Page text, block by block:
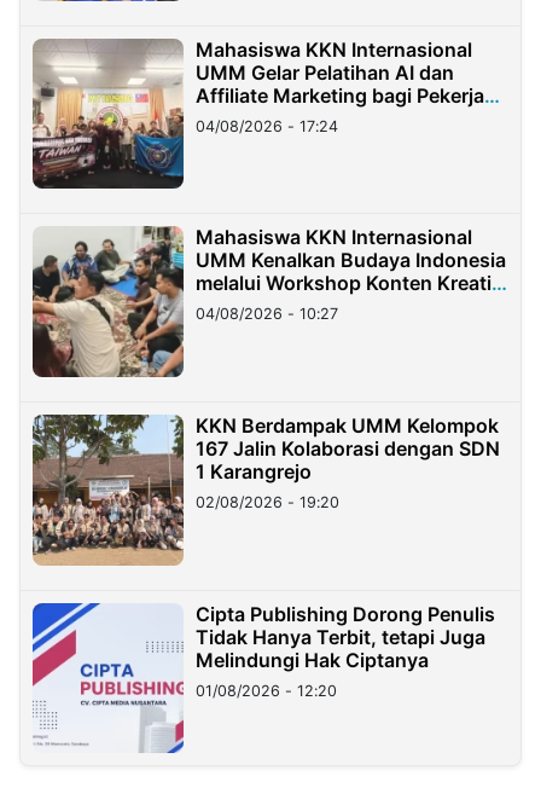
Mahasiswa KKN Internasional
UMM Gelar Pelatihan AI dan
Affiliate Marketing bagi Pekerja
Migran Indonesia di Taiwan
04/08/2026 - 17:24
Mahasiswa KKN Internasional
UMM Kenalkan Budaya Indonesia
melalui Workshop Konten Kreatif
di Taiwan
04/08/2026 - 10:27
KKN Berdampak UMM Kelompok
167 Jalin Kolaborasi dengan SDN
1 Karangrejo
02/08/2026 - 19:20
Cipta Publishing Dorong Penulis
Tidak Hanya Terbit, tetapi Juga
Melindungi Hak Ciptanya
01/08/2026 - 12:20